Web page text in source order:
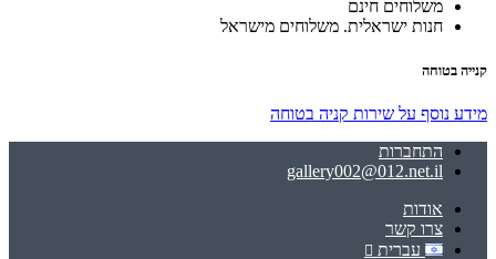
משלוחים חינם
חנות ישראלית. משלוחים מישראל
קנייה בטוחה
מידע נוסף על שירות קניה בטוחה
התחברות
gallery002@012.net.il
אודות
צרו קשר
עברית